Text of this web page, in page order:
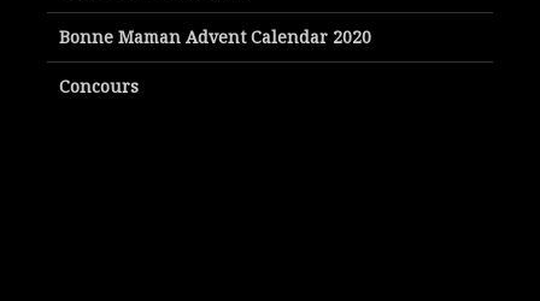
Bonne Maman Advent Calendar 2020
Concours